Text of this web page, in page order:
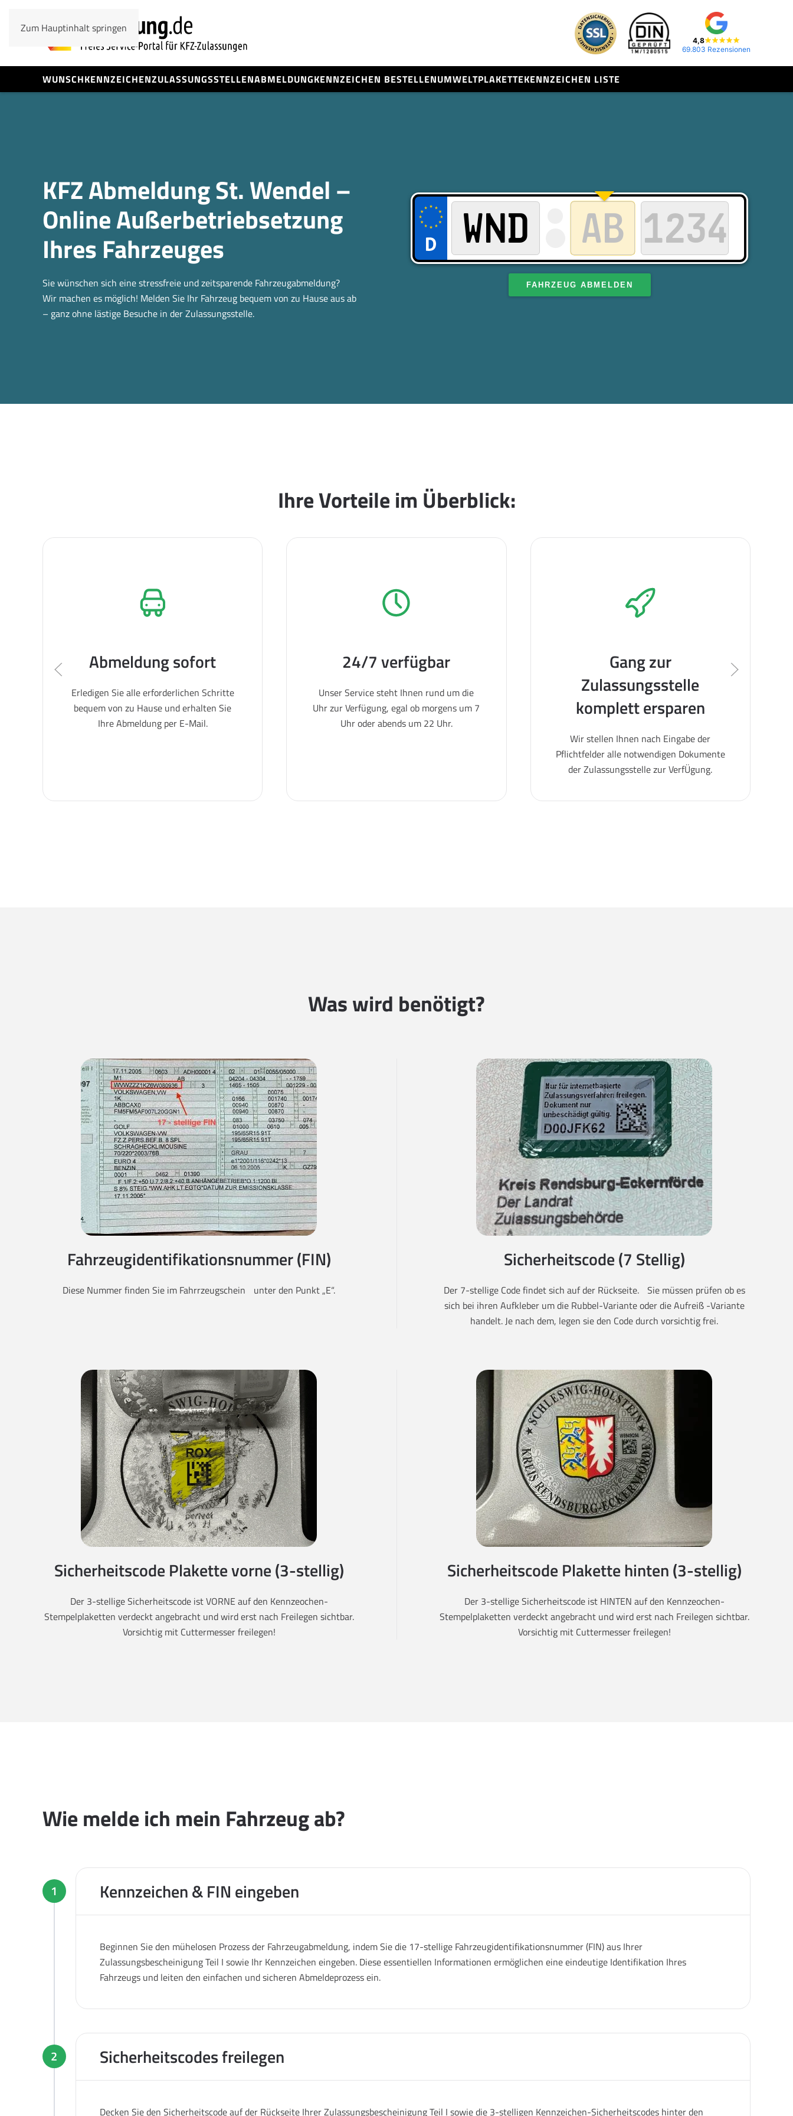
Zum Hauptinhalt springen
4,8
69.803 Rezensionen
WUNSCHKENNZEICHENZULASSUNGSSTELLENABMELDUNGKENNZEICHEN BESTELLENUMWELTPLAKETTEKENNZEICHEN LISTE
KFZ Abmeldung St. Wendel –
Online Außerbetrieb­setzung
Ihres Fahrzeuges
Sie wünschen sich eine stressfreie und zeitsparende Fahrzeugabmeldung?
Wir machen es möglich! Melden Sie Ihr Fahrzeug bequem von zu Hause aus ab
– ganz ohne lästige Besuche in der Zulassungsstelle.
FAHRZEUG ABMELDEN
Ihre Vorteile im Überblick:
Abmeldung sofort
Erledigen Sie alle erforderlichen Schritte
bequem von zu Hause und erhalten Sie
Ihre Abmeldung per E-Mail.
24/7 verfügbar
Unser Service steht Ihnen rund um die
Uhr zur Verfügung, egal ob morgens um 7
Uhr oder abends um 22 Uhr.
Gang zur
Zulassungsstelle
komplett ersparen
Wir stellen Ihnen nach Eingabe der
Pflichtfelder alle notwendigen Dokumente
der Zulassungsstelle zur VerfÜgung.
Was wird benötigt?
Fahrzeugidentifikationsnummer (FIN)
Diese Nummer finden Sie im Fahrrzeugschein unter den Punkt „E“.
Sicherheitscode (7 Stellig)
Der 7-stellige Code findet sich auf der Rückseite. Sie müssen prüfen ob es
sich bei ihren Aufkleber um die Rubbel-Variante oder die Aufreiß -Variante
handelt. Je nach dem, legen sie den Code durch vorsichtig frei.
Sicherheitscode Plakette vorne (3-stellig)
Der 3-stellige Sicherheitscode ist VORNE auf den Kennzeochen-
Stempelplaketten verdeckt angebracht und wird erst nach Freilegen sichtbar.
Vorsichtig mit Cuttermesser freilegen!
Sicherheitscode Plakette hinten (3-stellig)
Der 3-stellige Sicherheitscode ist HINTEN auf den Kennzeochen-
Stempelplaketten verdeckt angebracht und wird erst nach Freilegen sichtbar.
Vorsichtig mit Cuttermesser freilegen!
Wie melde ich mein Fahrzeug ab?
1 Kennzeichen & FIN eingeben
Beginnen Sie den mühelosen Prozess der Fahrzeugabmeldung, indem Sie die 17-stellige Fahrzeugidentifikationsnummer (FIN) aus Ihrer
Zulassungsbescheinigung Teil I sowie Ihr Kennzeichen eingeben. Diese essentiellen Informationen ermöglichen eine eindeutige Identifikation Ihres
Fahrzeugs und leiten den einfachen und sicheren Abmeldeprozess ein.
2 Sicherheitscodes freilegen
Decken Sie den Sicherheitscode auf der Rückseite Ihrer Zulassungsbescheinigung Teil I sowie die 3-stelligen Kennzeichen-Sicherheitscodes hinter den